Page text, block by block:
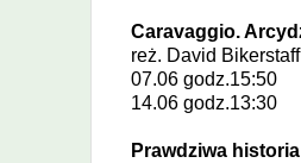
Caravaggio.
reż. David
07.06 godz.15:50
14.06 godz.13:30
Prawdziwa